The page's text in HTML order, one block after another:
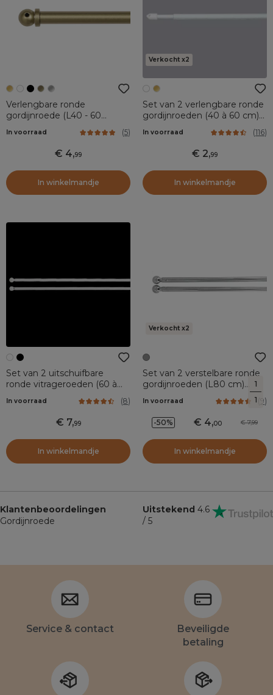
1
1
Verlengbare ronde
gordijnroede (L40 - 60
In voorraad (5)
4,99
In winkelmandje
Verkocht x2
Set van 2 verlengbare ronde
gordijnroeden (40 à 60 cm)
In voorraad (116)
2,99
In winkelmandje
Set van 2 uitschuifbare
ronde vitrageroeden (60 à
In voorraad (8)
7,99
In winkelmandje
Verkocht x2
Set van 2 verstelbare ronde
gordijnroeden (L80 cm)
In voorraad 9)
-50% 4,00 7,99
In winkelmandje
Klantenbeoordelingen
Gordijnroede
Uitstekend 4.6
/ 5
Service & contact
Beveiligde
betaling